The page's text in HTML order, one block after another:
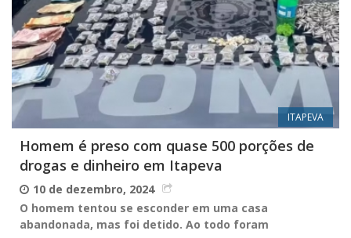
ITAPEVA
Homem é preso com quase 500 porções de
drogas e dinheiro em Itapeva
10 de dezembro, 2024
O homem tentou se esconder em uma casa
abandonada, mas foi detido. Ao todo foram